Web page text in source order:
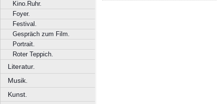
Kino.Ruhr.
Foyer.
Festival.
Gespräch zum Film.
Portrait.
Roter Teppich.
Literatur.
Musik.
Kunst.